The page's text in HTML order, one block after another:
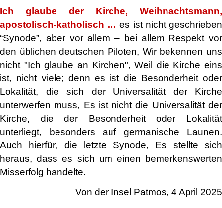
Ich glaube der Kirche, Weihnachtsmann,
apostolisch-katholisch … es ist nicht geschrieben
“Synode”, aber vor allem – bei allem Respekt vor
den üblichen deutschen Piloten, Wir bekennen uns
nicht "Ich glaube an Kirchen", Weil die Kirche eins
ist, nicht viele; denn es ist die Besonderheit oder
Lokalität, die sich der Universalität der Kirche
unterwerfen muss, Es ist nicht die Universalität der
Kirche, die der Besonderheit oder Lokalität
unterliegt, besonders auf germanische Launen.
Auch hierfür, die letzte Synode, Es stellte sich
heraus, dass es sich um einen bemerkenswerten
Misserfolg handelte.
Von der Insel Patmos, 4 April 2025